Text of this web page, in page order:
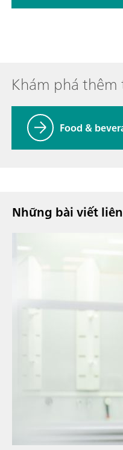
Khám phá
Food &
Những bài viết
// Ion chromatography
// General knowledge